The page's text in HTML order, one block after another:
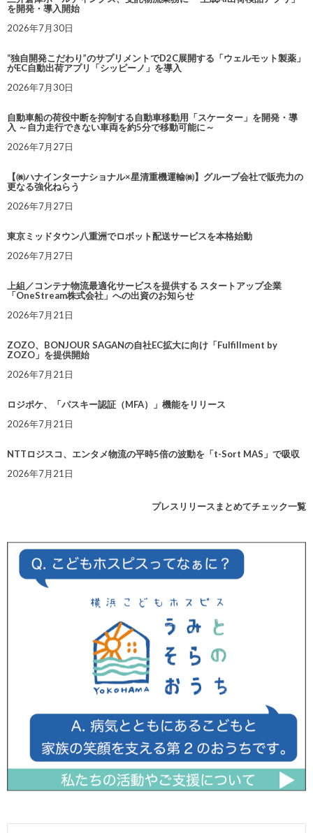
を開発・導入開始
2026年7月30日
“独自開発こだわり”のサプリメントでD2C展開する「ウェルモット製薬」
がEC自動出荷アプリ「シッピーノ」を導入
2026年7月30日
自動車船の荷役中断を抑制する自動車移動用「スケーター」を開発・導
入 ～自力走行できない車両を約5分で移動可能に～
2026年7月27日
【㈱ハナインターナショナル×星清重機運輸㈱】グループ会社で販売力の
更なる強化ねらう
2026年7月27日
東京ミッドタウン八重洲でロボット配送サービスを本格始動
2026年7月27日
上組／コンテナ物流最適化サービスを提供する スタートアップ企業
「OneStream株式会社」への出資のお知らせ
2026年7月21日
ZOZO、BONJOUR SAGANの自社EC拡大に向け「Fulfillment by
ZOZO」を提供開始
2026年7月21日
ロジポケ、「パスキー認証（MFA）」機能をリリース
2026年7月21日
NTTロジスコ、エンタメ物流の平時5倍の波動を「t-Sort MAS」で吸収
2026年7月21日
プレスリリースまとめてチェック一覧